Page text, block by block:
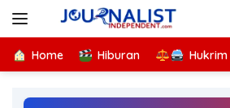
Home Hiburan Hukrim